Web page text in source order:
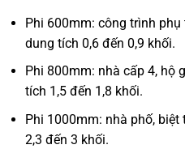
Phi 600mm: công trình
dung tích 0,6 đến 0,9 khối.
Phi 800mm: nhà cấp 4, hộ
tích 1,5 đến 1,8 khối.
Phi 1000mm: nhà phố,
2,3 đến 3 khối.